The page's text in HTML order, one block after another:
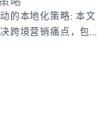
的本地化策略: 本文
跨境营销痛点，包括